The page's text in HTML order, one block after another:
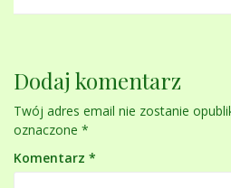
Dodaj komentarz
Twój adres email nie zostanie
oznaczone *
Komentarz *